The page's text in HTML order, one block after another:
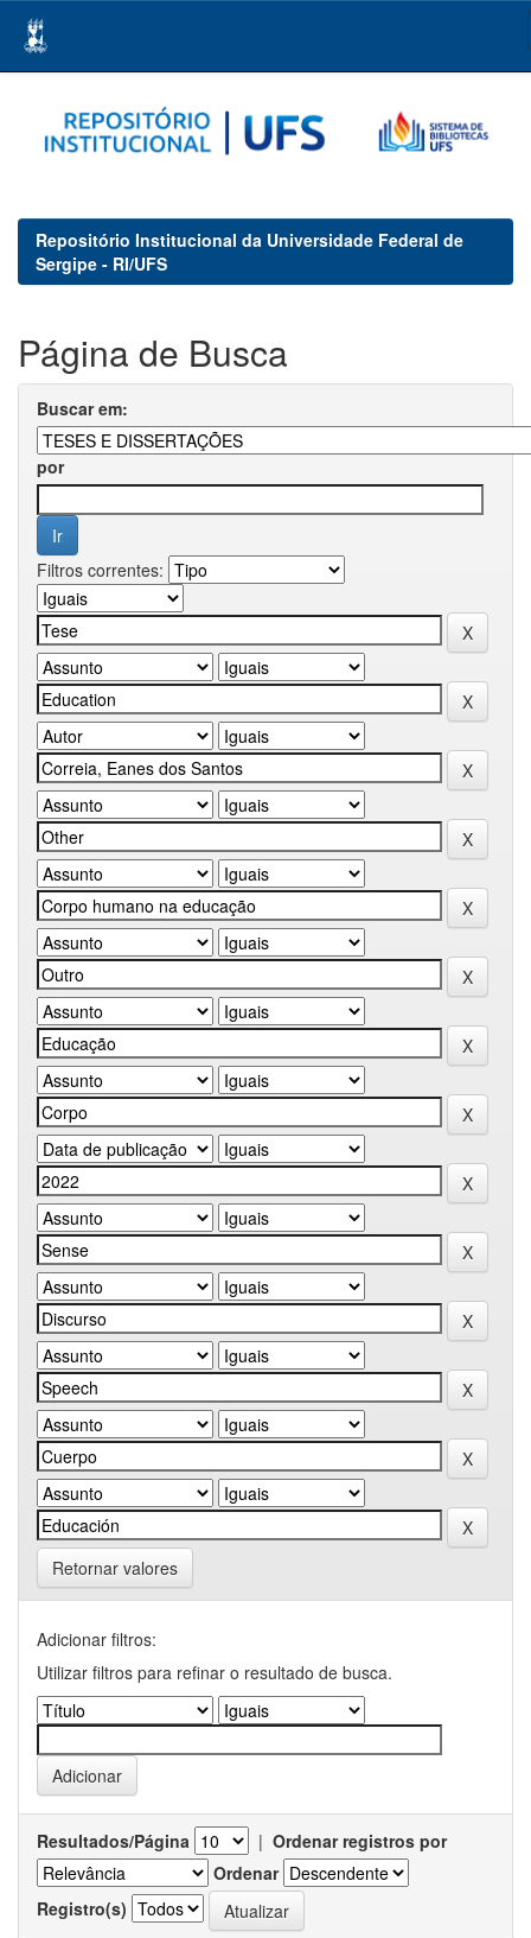
navigation
Repositório Institucional da Universidade Federal de
Sergipe - RI/UFS
Página de Busca
Buscar em:
por
Filtros correntes:
Retornar valores
Adicionar filtros:
Utilizar filtros para refinar o resultado de busca.
Resultados/Página | Ordenar registros por
Ordenar
Registro(s)